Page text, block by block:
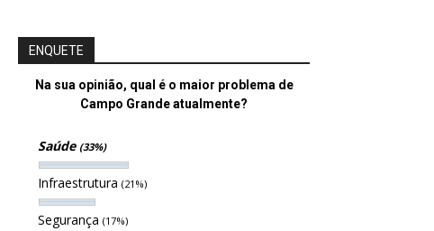
ENQUETE
Na sua opinião, qual é o maior problema de
Campo Grande atualmente?
Saúde (33%)
Infraestrutura (21%)
Segurança (17%)